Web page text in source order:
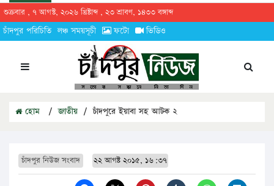
শুক্রবার , ৭ আগস্ট, ২০২৬ খ্রিষ্টাব্দ , ২৩ শ্রাবণ, ১৪৩৩ বঙ্গাব্দ
চাঁদপুর পরিচিতি লঞ্চ সময়সূচী ফটো ভিডিও
হোম / জাতীয় / চাঁদপুরে ইয়াবা সহ আটক ২
চাঁদপুর নিউজ সংবাদ ২২ আগষ্ট ২০১৫, ১৬:৩৭